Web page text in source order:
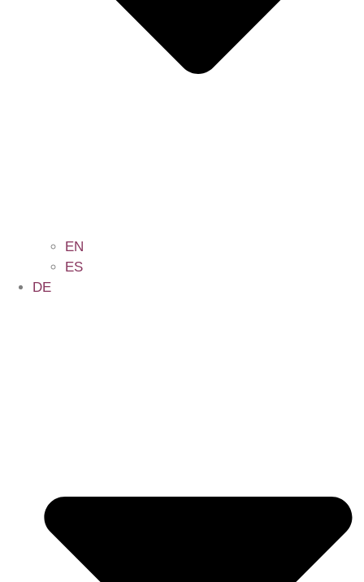
EN
ES
DE